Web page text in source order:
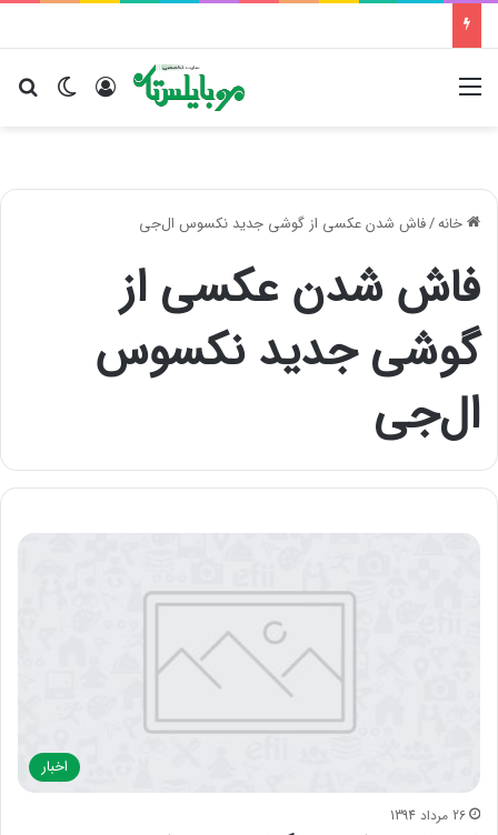
تغییر ورود
خانه/فاش شدن عکسی از گوشی جدید نکسوس ال‌جی
فاش شدن عکسی از
گوشی جدید نکسوس
ال‌جی
اخبار
26 مرداد 1394